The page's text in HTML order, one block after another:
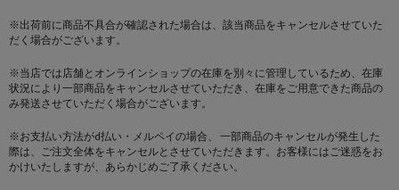
※出荷前に商品不具合が確認された場合は、該当商品をキャンセルさせていた
だく場合がございます。
※当店では店舗とオンラインショップの在庫を別々に管理しているため、在庫
状況により一部商品をキャンセルさせていただき、在庫をご用意できた商品の
み発送させていただく場合がございます。
※お支払い方法がd払い・メルペイの場合、 一部商品のキャンセルが発生した
際は、ご注文全体をキャンセルとさせていただきます。お客様にはご迷惑をお
かけいたしますが、あらかじめご了承ください。